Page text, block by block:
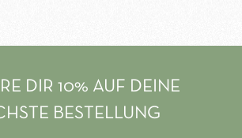
DIR 10% AUF DEINE
BESTELLUNG